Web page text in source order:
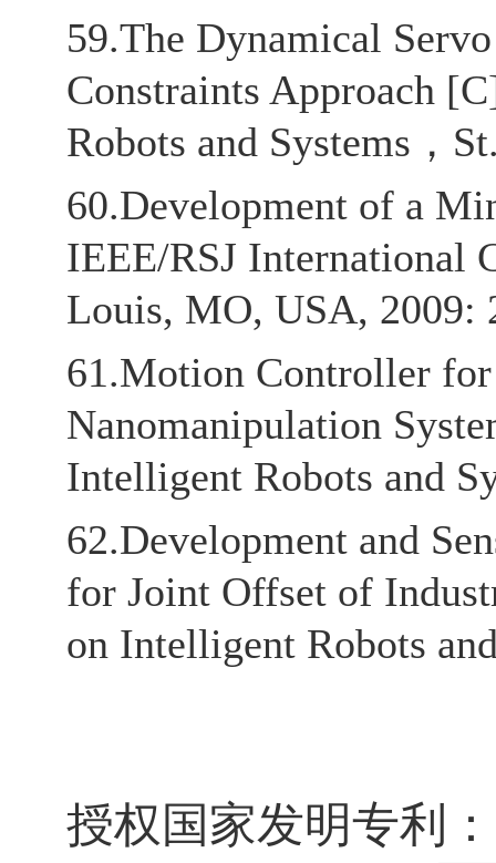
59.The Dynamical
Constraints Approach
Robots and Systems，
60.Development of a
IEEE/RSJ International
Louis, MO, USA, 2009:
61.Motion Controller
Nanomanipulation
Intelligent Robots and
62.Development and
for Joint Offset of
on Intelligent Robots
授权国家发明专利：